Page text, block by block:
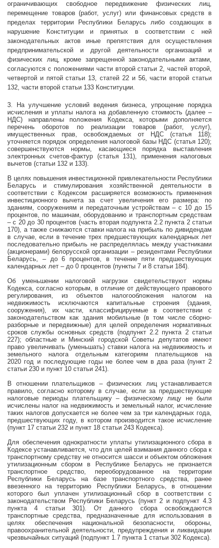
ограничивающих свободное передвижение физических лиц,
перемещение товаров (работ, услуг) или финансовых средств в
пределах территории Республики Беларусь либо создающих в
нарушение Конституции и принятых в соответствии с ней
законодательных актов иные препятствия для осуществления
предпринимательской и другой деятельности организаций и
физических лиц, кроме запрещенной законодательными актами,
согласуются с положениями части второй статьи 2, частей второй,
четвертой и пятой статьи 13, статей 22 и 56, части второй статьи
132, части второй статьи 133 Конституции.
3. На улучшение условий ведения бизнеса, упрощение порядка
исчисления и уплаты налога на добавленную стоимость (далее –
НДС) направлены положения Кодекса, которыми дополняется
перечень оборотов по реализации товаров (работ, услуг),
имущественных прав, освобождаемых от НДС (статья 118);
уточняется порядок определения налоговой базы НДС (статья 120);
совершенствуются нормы, касающиеся порядка выставления
электронных счетов-фактур (статья 131), применения налоговых
вычетов (статьи 132 и 133).
В целях повышения инвестиционной привлекательности Республики
Беларусь и стимулирования хозяйственной деятельности в
соответствии с Кодексом расширяется возможность применения
инвестиционного вычета за счет увеличения его размера: по
зданиям, сооружениям и передаточным устройствам – с 10 до 15
процентов, по машинам, оборудованию и транспортным средствам
– с 20 до 30 процентов (часть вторая подпункта 2.2 пункта 2 статьи
170), а также снижаются ставки налога на прибыль по дивидендам
в случае, если в течение трех предшествующих календарных лет
последовательно прибыль не распределялась между участниками
(акционерами) белорусской организации – резидентами Республики
Беларусь, – до 6 процентов, в течение пяти предшествующих
календарных лет – до 0 процентов (пункты 7 и 8 статьи 184).
Об уменьшении налоговой нагрузки свидетельствуют нормы
Кодекса, согласно которым, в отличие от действующего правового
регулирования, из объектов налогообложения налогом на
недвижимость исключаются капитальные строения (здания,
сооружения), их части, классифицируемые в соответствии с
законодательством как здания мобильные (в том числе сборно-
разборные и передвижные) для целей определения нормативных
сроков службы основных средств (подпункт 2.2 пункта 2 статьи
227); областные и Минский городской Советы депутатов имеют
право увеличивать (уменьшать) ставки налога на недвижимость и
земельного налога отдельным категориям плательщиков на
2020 год и последующие годы не более чем в два раза (пункт 2
статьи 230 и пункт 10 статьи 241).
В отношении плательщиков – физических лиц устанавливается
правило, согласно которому в случае, если за предшествующие
налоговые периоды плательщику – физическому лицу не были
исчислены налог на недвижимость и земельный налог, исчисление
таких налогов допускается не более чем за три календарных года,
предшествующих году, в котором производится такое исчисление
(пункт 17 статьи 232 и пункт 18 статьи 243 Кодекса).
Для обеспечения однократности уплаты утилизационного сбора в
Кодексе устанавливается, что для целей взимания данного сбора к
транспортному средству не относится шасси и объектом обложения
утилизационным сбором в Республике Беларусь не признается
транспортное средство, переоборудованное на территории
Республики Беларусь на базе транспортного средства, ранее
ввезенного на территорию Республики Беларусь, в отношении
которого был уплачен утилизационный сбор в соответствии с
законодательством Республики Беларусь (пункт 2 и подпункт 4.3
пункта 4 статьи 301). От данного сбора освобождаются
транспортные средства, предназначенные для использования в
целях обеспечения национальной безопасности, обороны,
правоохранительной деятельности, предупреждения и ликвидации
чрезвычайных ситуаций (подпункт 1.7 пункта 1 статьи 302 Кодекса).